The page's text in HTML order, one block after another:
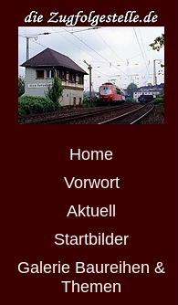
Home
Vorwort
Aktuell
Startbilder
Galerie Baureihen &
Themen